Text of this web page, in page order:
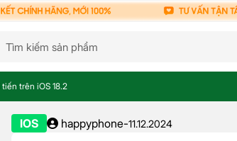
trên iOS 18.2
IOS happyphone-11.12.2024